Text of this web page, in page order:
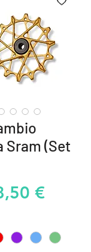
Sram (Set
€Precio
oferta